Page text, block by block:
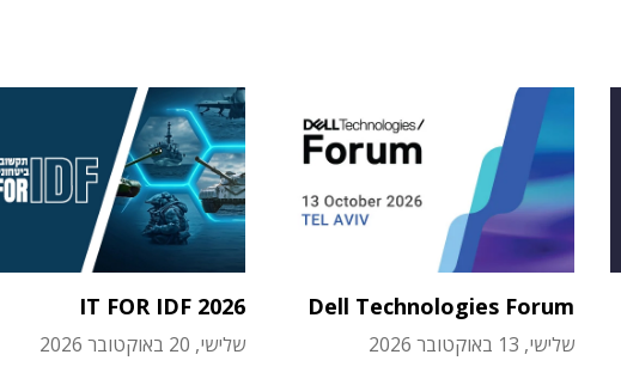
Dell Technologies Forum
שלישי, 13 באוקטובר 2026
IT FOR IDF 2026
שלישי, 20 באוקטובר 2026